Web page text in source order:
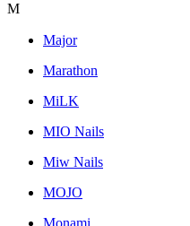
M
Major
Marathon
MiLK
MIO Nails
Miw Nails
MOJO
Monami